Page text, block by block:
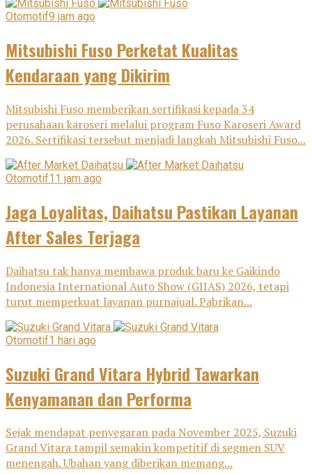
Otomotif9 jam ago
Mitsubishi Fuso Perketat Kualitas
Kendaraan yang Dikirim
Mitsubishi Fuso memberikan sertifikasi kepada 34
perusahaan karoseri melalui program Fuso Karoseri Award
2026. Sertifikasi tersebut menjadi langkah Mitsubishi Fuso...
Otomotif11 jam ago
Jaga Loyalitas, Daihatsu Pastikan Layanan
After Sales Terjaga
Daihatsu tak hanya membawa produk baru ke Gaikindo
Indonesia International Auto Show (GIIAS) 2026, tetapi
turut memperkuat layanan purnajual. Pabrikan...
Otomotif1 hari ago
Suzuki Grand Vitara Hybrid Tawarkan
Kenyamanan dan Performa
Sejak mendapat penyegaran pada November 2025, Suzuki
Grand Vitara tampil semakin kompetitif di segmen SUV
menengah. Ubahan yang diberikan memang...